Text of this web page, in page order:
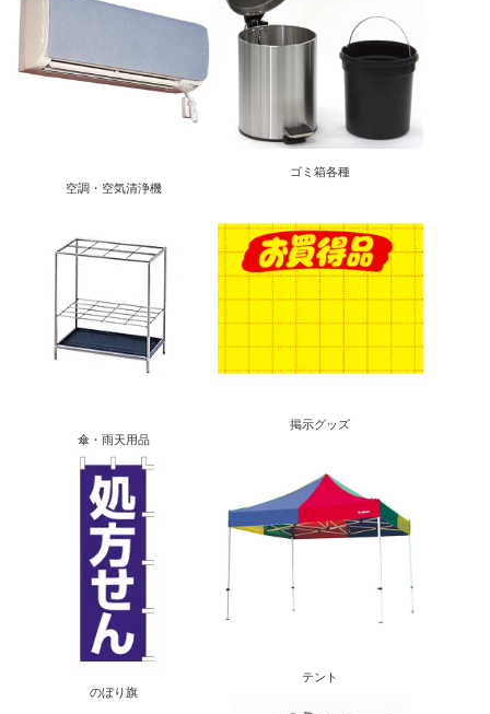
空調・空気清浄機
ゴミ箱各種
傘・雨天用品
掲示グッズ
のぼり旗
テント